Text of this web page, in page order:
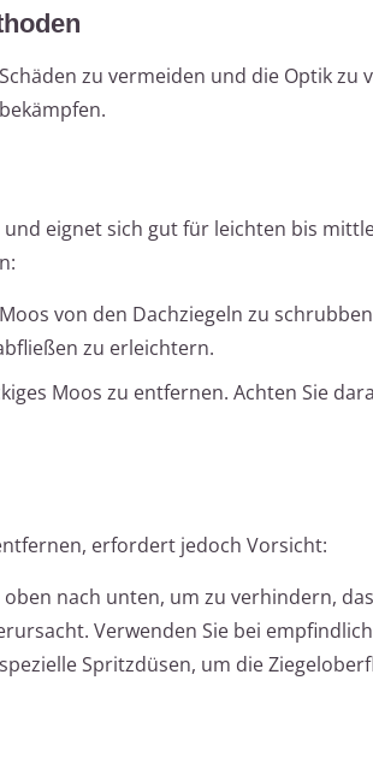
zu vermeiden und die Optik zu
eignet sich gut für leichten bis
von den Dachziegeln zu
zu erleichtern.
Moos zu entfernen. Achten Sie
erfordert jedoch Vorsicht:
nach unten, um zu verhindern,
Verwenden Sie bei
Spritzdüsen, um die